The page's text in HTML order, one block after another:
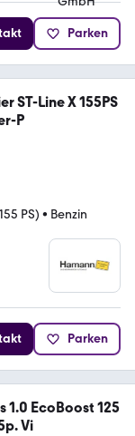
Parken
ST-Line X 155PS
P
PS) • Benzin
Parken
1.0 EcoBoost 125
Vi